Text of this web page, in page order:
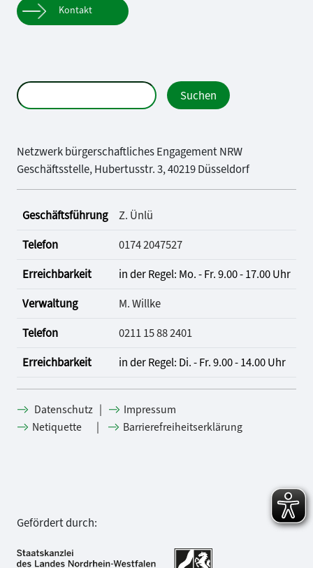
Kontakt
Netzwerk bürgerschaftliches Engagement NRW
Geschäftsstelle, Hubertusstr. 3, 40219 Düsseldorf
Geschäftsführung
Z. Ünlü
Telefon
0174 2047527
Erreichbarkeit
in der Regel: Mo. - Fr. 9.00 - 17.00 Uhr
Verwaltung
M. Willke
Telefon
0211 15 88 2401
Erreichbarkeit
in der Regel: Di. - Fr. 9.00 - 14.00 Uhr
Datenschutz |
Impressum
Netiquette
| Barrierefreiheitserklärung
Gefördert durch: